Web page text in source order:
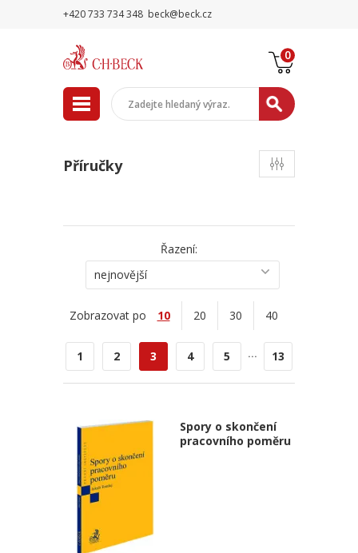
+420 733 734 348 beck@beck.cz
0
Příručky
Řazení:
nejnovější
Zobrazovat po 10 20 30 40
1 2 3 4 5 ... 13
Spory o skončení
pracovního poměru